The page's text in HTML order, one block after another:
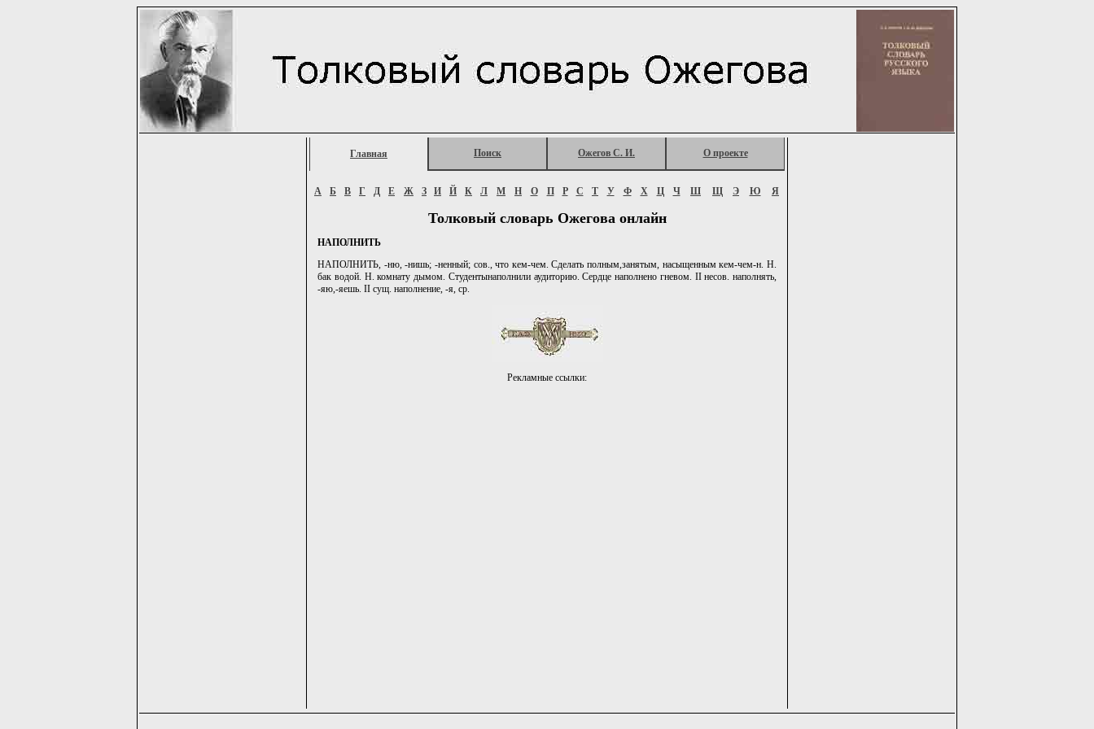
Главная Поиск Ожегов С. И. О проекте
А Б В Г Д Е Ж З И Й К Л М Н О П Р С Т У Ф Х Ц Ч Ш Щ Э Ю Я
Толковый словарь Ожегова онлайн
НАПОЛНИТЬ
НАПОЛНИТЬ, -ню, -нишь; -ненный; сов., что кем-чем. Сделать полным,занятым, насыщенным кем-чем-н. Н.
бак водой. Н. комнату дымом. Студентынаполнили аудиторию. Сердце наполнено гневом. II несов. наполнять,
-яю,-яешь. II сущ. наполнение, -я, ср.
Рекламные ссылки: